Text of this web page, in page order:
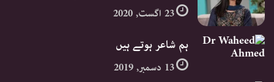
23 اگست, 2020
ہم شاعر ہوتے ہیں
13 دسمبر, 2019